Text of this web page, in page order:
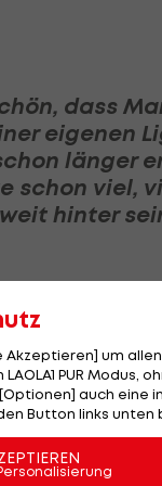
dass
eigenen
länger
schon viel,
hinter
ist die
der
Und das
mehr,
Akzeptieren] um
PUR Modus,
auch eine
Button links unten